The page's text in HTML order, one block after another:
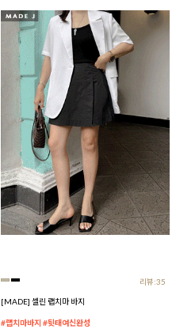
리뷰:35
[MADE] 셀린 랩치마 바지
#랩치마바지 #뒷태여신완성